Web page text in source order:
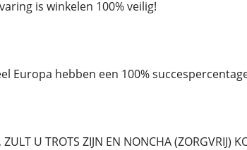
is winkelen 100% veilig!
Europa hebben een 100%
U TROTS ZIJN EN NONCHA (ZORGVRIJ)